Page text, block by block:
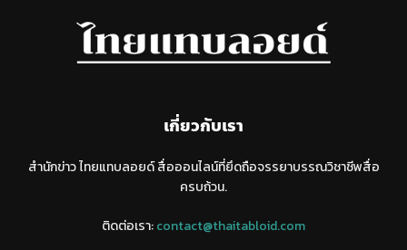
เกี่ยวกับเรา
สำนักข่าว ไทยแทบลอยด์ สื่อออนไลน์ที่ยึดถือจรรยาบรรณวิชาชีพสื่อ
ครบถ้วน.
ติดต่อเรา:contact@thaitabloid.com